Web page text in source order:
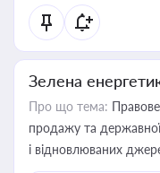
Зелена
Про що тема:
продажу та державної
і відновлюваних